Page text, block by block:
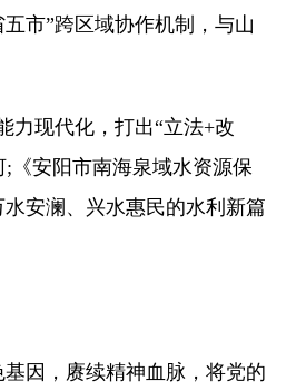
市”跨区域协作机制，与山
现代化，打出“立法+改
《安阳市南海泉域水资源保
安澜、兴水惠民的水利新篇
因，赓续精神血脉，将党的